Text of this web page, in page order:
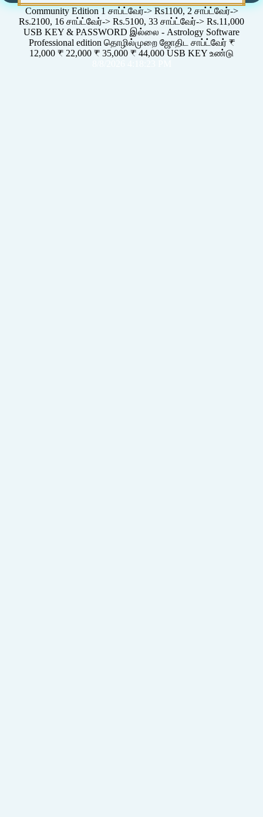
Community Edition 1 சாப்ட்வேர்-> Rs1100, 2 சாப்ட்வேர்->
Rs.2100, 16 சாப்ட்வேர்-> Rs.5100, 33 சாப்ட்வேர்-> Rs.11,000
USB KEY & PASSWORD இல்லை - Astrology Software
Professional edition தொழில்முறை ஜோதிட சாப்ட்வேர் ₹
12,000 ₹ 22,000 ₹ 35,000 ₹ 44,000 USB KEY உண்டு